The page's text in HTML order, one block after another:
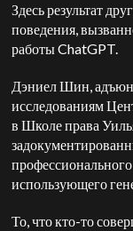
Здесь результат
поведения,
работы ChatGPT.
Дэниел Шин,
исследованиям
в Школе права
использующего
То, что кто-то